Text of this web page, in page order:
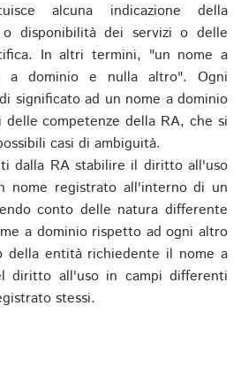
alcuna indicazione della
o disponibilità dei servizi o delle
In altri termini, "un nome a
a dominio e nulla altro". Ogni
significato ad un nome a dominio
competenze della RA, che si
casi di ambiguità.
dalla RA stabilire il diritto all'uso
nome registrato all'interno di un
conto delle natura differente
a dominio rispetto ad ogni altro
della entità richiedente il nome a
diritto all'uso in campi differenti
stessi.